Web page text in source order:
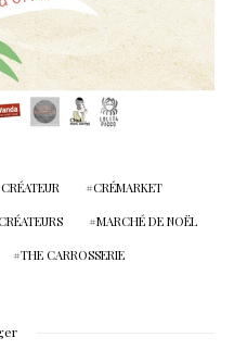
CRÉATEUR CRÉMARKET
MARCHÉ DE NOËL
THE CARROSSERIE